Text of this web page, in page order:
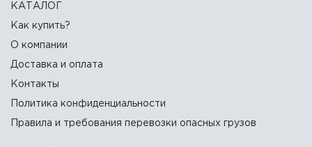
КАТАЛОГ
Как купить?
О компании
Доставка и оплата
Контакты
Политика конфиденциальности
Правила и требования перевозки опасных грузов